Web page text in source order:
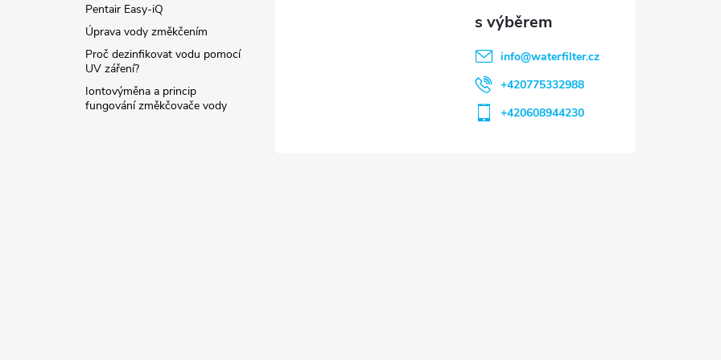
Pentair Easy-iQ
Úprava vody změkčením
Proč dezinfikovat vodu pomocí
UV záření?
Iontovýměna a princip
fungování změkčovače vody
info@waterfilter.cz
+420775332988
+420608944230